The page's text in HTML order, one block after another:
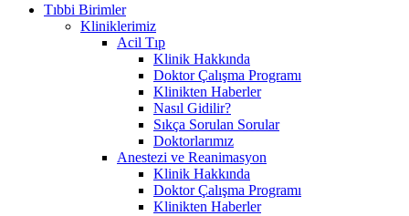
Tıbbi Birimler
Kliniklerimiz
Acil Tıp
Klinik Hakkında
Doktor Çalışma Programı
Klinikten Haberler
Nasıl Gidilir?
Sıkça Sorulan Sorular
Doktorlarımız
Anestezi ve Reanimasyon
Klinik Hakkında
Doktor Çalışma Programı
Klinikten Haberler